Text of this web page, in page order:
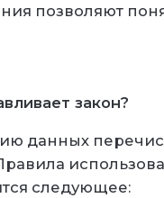
позволяют
закон?
данных
следующее: